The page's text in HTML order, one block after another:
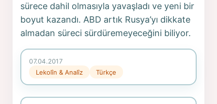
sürece dahil olmasıyla yavaşladı ve yeni bir
boyut kazandı. ABD artık Rusya’yı dikkate
almadan süreci sürdüremeyeceğini biliyor.
07.04.2017
Lekolîn & Analîz
Türkçe